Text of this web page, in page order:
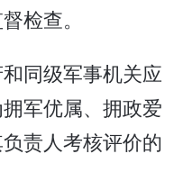
检查。
同级军事机关应
军优属、拥政爱
责人考核评价的